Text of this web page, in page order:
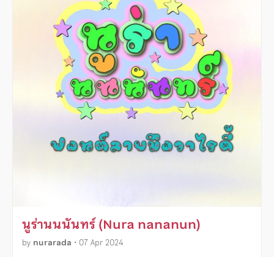
นูร่านนนันทร์ (Nura nananun)
by nurarada • 07 Apr 2024